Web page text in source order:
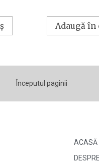
Adaugă în
Începutul paginii
ACASĂ